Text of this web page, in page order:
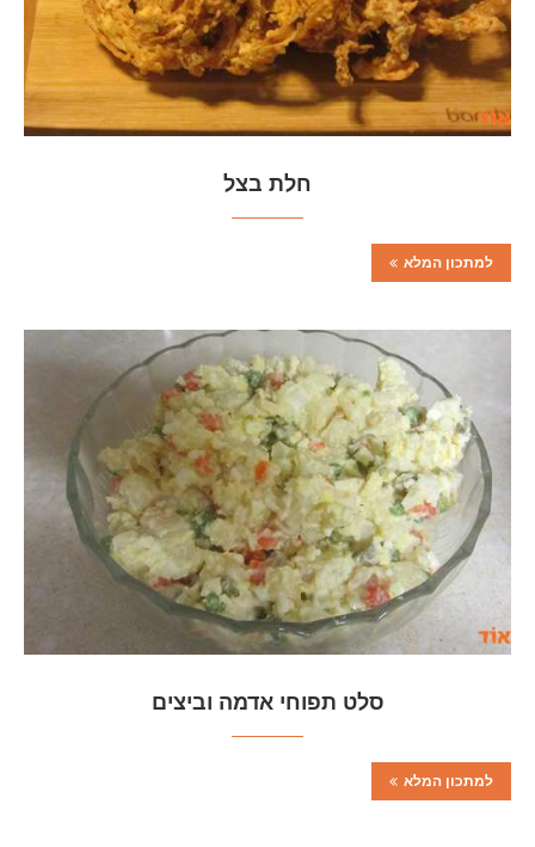
חלת בצל
למתכון המלא
סלט תפוחי אדמה וביצים
למתכון המלא